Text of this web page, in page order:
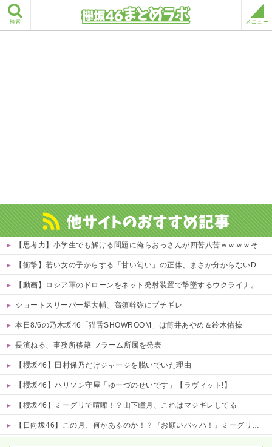
検索 メニュー
【思考力】小学生でも解ける問題に俺らおっさんが四苦八苦ｗｗｗｗその答えは？ｗ 他
【衝撃】若い女の子からする「甘い匂い」の正体、まさか分からないDTなんておらんよな？よな？w w w w w w w w w w w
【動画】ロシア軍のドローンをネット発射装置で撃墜するウクライナ。
ショートスリーパー堀大輔、高須幹弥にブチギレ
本日8/6の乃木坂46「猫舌SHOWROOM」は筒井あやめ＆鈴木佑捺
長濱ねる、事務所移籍 フラーム所属を発表
【櫻坂46】田村保乃だけジャージを脱いでいた理由
【櫻坂46】ハリソン守屋「ゆーづのせいです」【ラヴィット!】
【櫻坂46】ミーグリで喧嘩！？山下瞳月、これはマジギレしてる
【日向坂46】この月、何かあるのか！？『お願いバッハ！』ミーグリ日程がこちら